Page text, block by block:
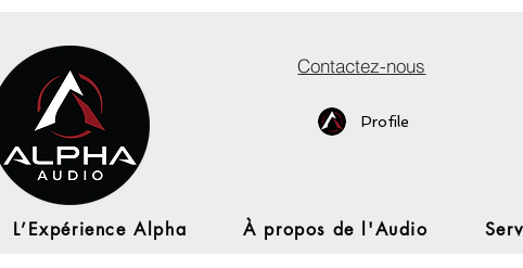
Contactez-nous
Profile
L’Expérience Alpha À propos de l'Audio